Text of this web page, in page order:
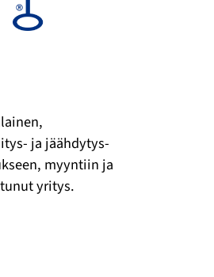
ja jäähdytys­
myyntiin ja
yritys.